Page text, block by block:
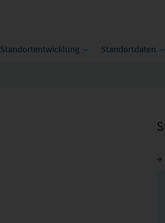
Standortentwicklung Standortdaten